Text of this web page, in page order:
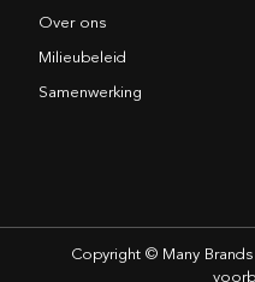
Over ons
Milieubeleid
Samenwerking
Copyright © Many